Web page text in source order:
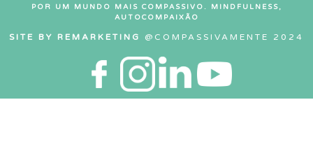
POR UM MUNDO MAIS COMPASSIVO. MINDFULNESS,
AUTOCOMPAIXÃO
SITE BY REMARKETING @COMPASSIVAMENTE 2024